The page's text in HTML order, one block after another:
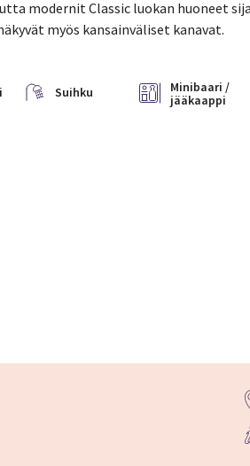
modernit Classic luokan huoneet
myös kansainväliset kanavat.
Suihku
Minibaari /
jääkaappi